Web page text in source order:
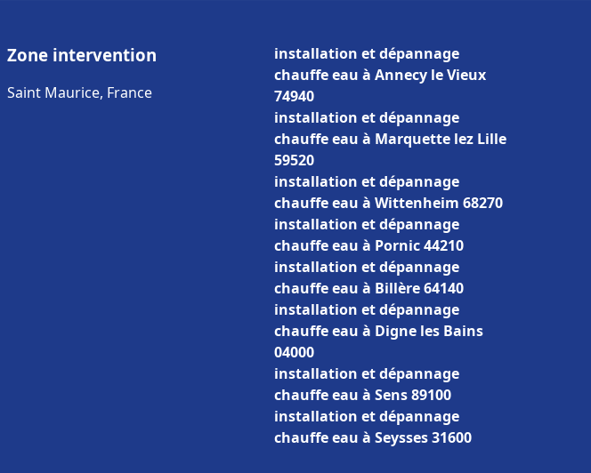
Zone intervention
Saint Maurice, France
installation et dépannage
chauffe eau à Annecy le Vieux
74940
installation et dépannage
chauffe eau à Marquette lez Lille
59520
installation et dépannage
chauffe eau à Wittenheim 68270
installation et dépannage
chauffe eau à Pornic 44210
installation et dépannage
chauffe eau à Billère 64140
installation et dépannage
chauffe eau à Digne les Bains
04000
installation et dépannage
chauffe eau à Sens 89100
installation et dépannage
chauffe eau à Seysses 31600